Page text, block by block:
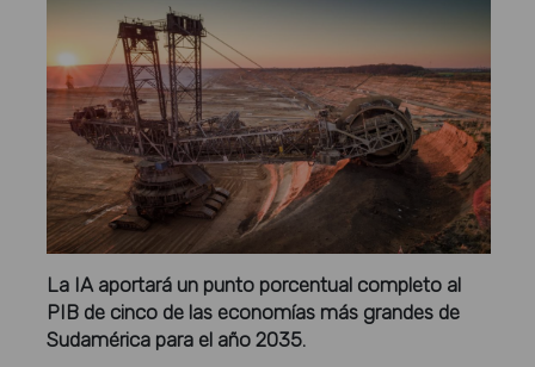
La IA aportará un punto porcentual completo al
PIB de cinco de las economías más grandes de
Sudamérica para el año 2035.